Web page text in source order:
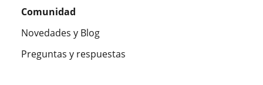
Comunidad
Novedades y Blog
Preguntas y respuestas